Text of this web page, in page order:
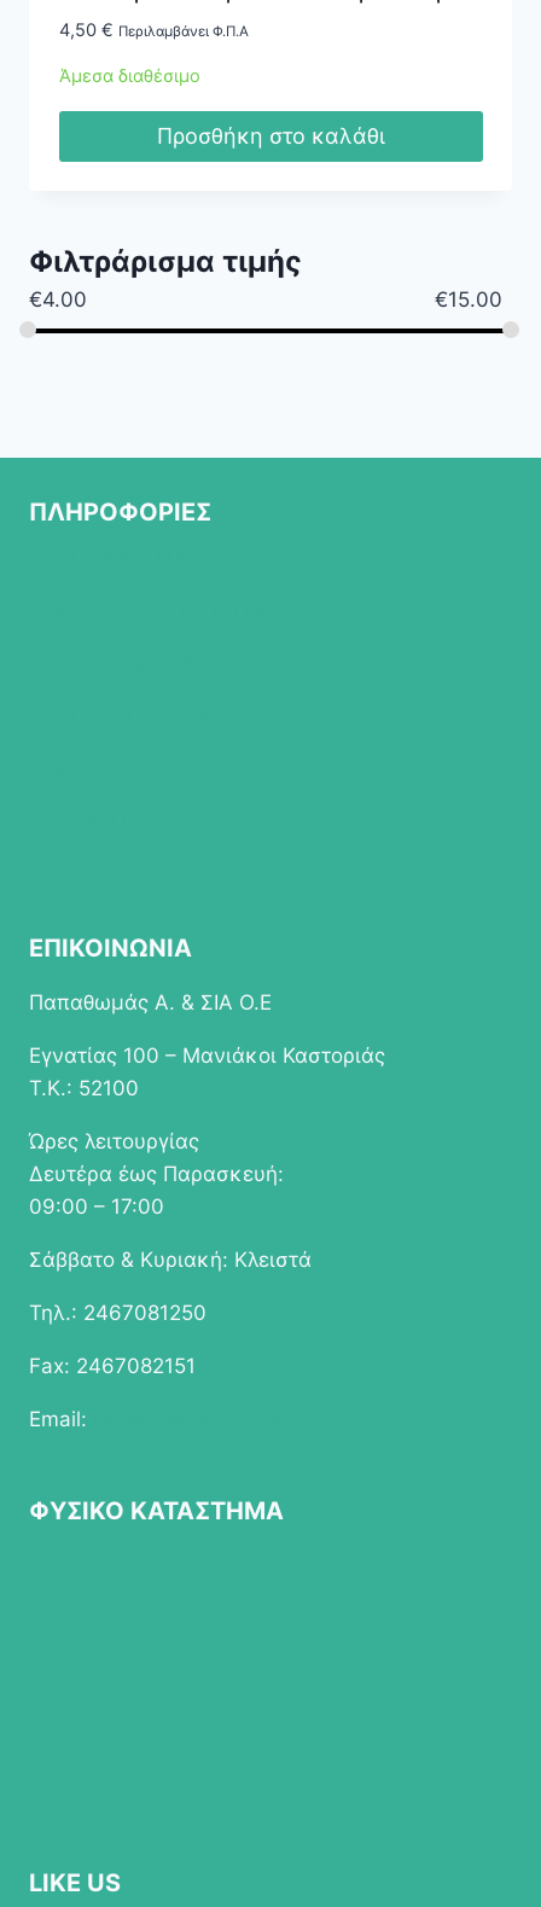
4,50 € Περιλαμβάνει Φ.Π.Α
Άμεσα διαθέσιμο
Προσθήκη στο καλάθι
Φιλτράρισμα τιμής
€4.00 €15.00
ΠΛΗΡΟΦΟΡΙΕΣ
ΕΠΙΚΟΙΝΩΝΙΑ
Παπαθωμάς Α. & ΣΙΑ Ο.Ε
Εγνατίας 100 – Μανιάκοι Καστοριάς
Τ.Κ.: 52100
Ώρες λειτουργίας
Δευτέρα έως Παρασκευή:
09:00 – 17:00
Σάββατο & Κυριακή: Κλειστά
Τηλ.: 2467081250
Fax: 2467082151
Email:
ΦΥΣΙΚΟ ΚΑΤΑΣΤΗΜΑ
LIKE US